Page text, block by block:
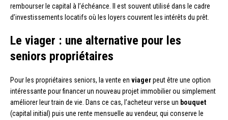
rembourser le capital à l’échéance. Il est souvent utilisé dans le cadre
d’investissements locatifs où les loyers couvrent les intérêts du prêt.
Le viager : une alternative pour les
seniors propriétaires
Pour les propriétaires seniors, la vente en viagerpeut être une option
intéressante pour financer un nouveau projet immobilier ou simplement
améliorer leur train de vie. Dans ce cas, l’acheteur verse un bouquet
(capital initial) puis une rente mensuelle au vendeur, qui conserve le